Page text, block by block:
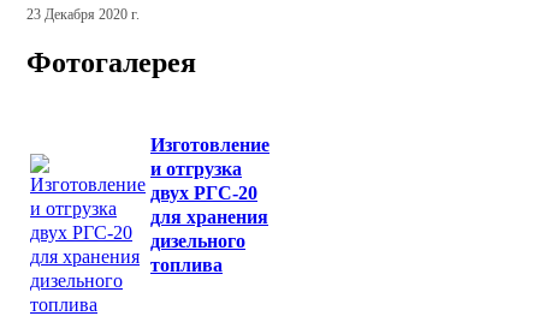
23 Декабря 2020 г.
Фотогалерея
Изготовление
и отгрузка
двух РГС-20
для хранения
дизельного
топлива